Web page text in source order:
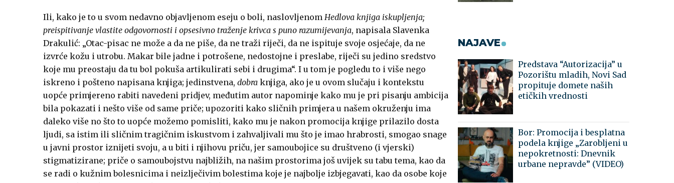
Ili, kako je to u svom nedavno objavljenom eseju o boli, naslovljenom Hedlova knjiga iskupljenja;
preispitivanje vlastite odgovornosti i opsesivno traženje krivca s puno razumijevanja, napisala Slavenka
Drakulić: „Otac-pisac ne može a da ne piše, da ne traži riječi, da ne ispituje svoje osjećaje, da ne
izvrće kožu i utrobu. Makar bile jadne i potrošene, nedostojne i preslabe, riječi su jedino sredstvo
koje mu preostaju da tu bol pokuša artikulirati sebi i drugima“. I u tom je pogledu to i više nego
iskreno i pošteno napisana knjiga; jedinstvena, dobra knjiga, ako je u ovom slučaju i kontekstu
uopće primjereno rabiti navedeni pridjev, međutim autor napominje kako mu je pri pisanju ambicija
bila pokazati i nešto više od same priče; upozoriti kako sličnih primjera u našem okruženju ima
daleko više no što to uopće možemo pomisliti, kako mu je nakon promocija knjige prilazilo dosta
ljudi, sa istim ili sličnim tragičnim iskustvom i zahvaljivali mu što je imao hrabrosti, smogao snage
u javni prostor iznijeti svoju, a u biti i njihovu priču, jer samoubojice su društveno (i vjerski)
stigmatizirane; priče o samoubojstvu najbližih, na našim prostorima još uvijek su tabu tema, kao da
se radi o kužnim bolesnicima i neizlječivim bolestima koje je najbolje izbjegavati, kao da osobe koje
NAJAVE
Predstava “Autorizacija” u
Pozorištu mladih, Novi Sad
propituje domete naših
etičkih vrednosti
Bor: Promocija i besplatna
podela knjige „Zarobljeni u
nepokretnosti: Dnevnik
urbane nepravde” (VIDEO)